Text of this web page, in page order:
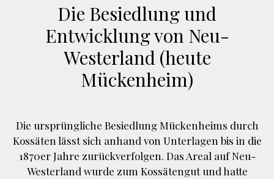
Die Besiedlung und
Entwicklung von Neu-
Westerland (heute
Mückenheim)
Die ursprüngliche Besiedlung Mückenheims durch
Kossäten lässt sich anhand von Unterlagen bis in die
1870er Jahre zurückverfolgen. Das Areal auf Neu-
Westerland wurde zum Kossätengut und hatte